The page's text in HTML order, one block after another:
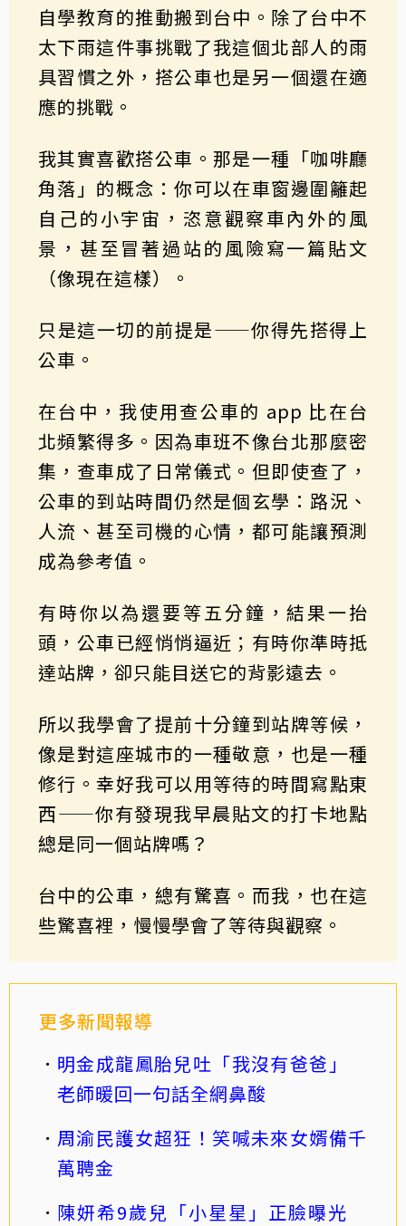
自學教育的推動搬到台中。除了台中不
太下雨這件事挑戰了我這個北部人的雨
具習慣之外，搭公車也是另一個還在適
應的挑戰。
我其實喜歡搭公車。那是一種「咖啡廳
角落」的概念：你可以在車窗邊圍籬起
自己的小宇宙，恣意觀察車內外的風
景，甚至冒著過站的風險寫一篇貼文
（像現在這樣）。
只是這一切的前提是——你得先搭得上
公車。
在台中，我使用查公車的 app 比在台
北頻繁得多。因為車班不像台北那麼密
集，查車成了日常儀式。但即使查了，
公車的到站時間仍然是個玄學：路況、
人流、甚至司機的心情，都可能讓預測
成為參考值。
有時你以為還要等五分鐘，結果一抬
頭，公車已經悄悄逼近；有時你準時抵
達站牌，卻只能目送它的背影遠去。
所以我學會了提前十分鐘到站牌等候，
像是對這座城市的一種敬意，也是一種
修行。幸好我可以用等待的時間寫點東
西——你有發現我早晨貼文的打卡地點
總是同一個站牌嗎？
台中的公車，總有驚喜。而我，也在這
些驚喜裡，慢慢學會了等待與觀察。
更多新聞報導
明金成龍鳳胎兒吐「我沒有爸爸」
老師暖回一句話全網鼻酸
周渝民護女超狂！笑喊未來女婿備千
萬聘金
陳妍希9歲兒「小星星」正臉曝光